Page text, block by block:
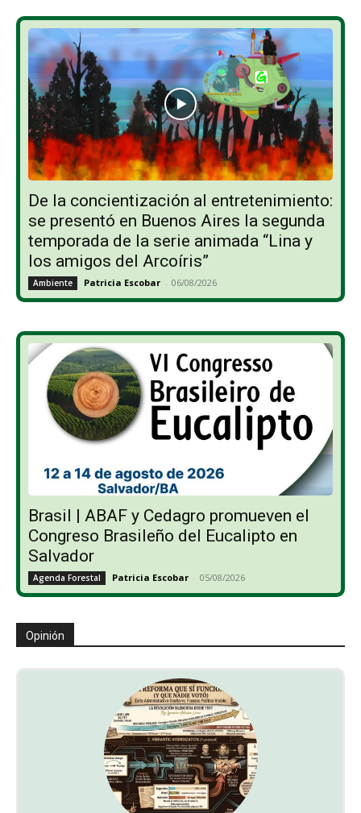
De la concientización al entretenimiento:
se presentó en Buenos Aires la segunda
temporada de la serie animada “Lina y
los amigos del Arcoíris”
Ambiente Patricia Escobar - 06/08/2026
Brasil | ABAF y Cedagro promueven el
Congreso Brasileño del Eucalipto en
Salvador
Agenda Forestal Patricia Escobar - 05/08/2026
Opinión